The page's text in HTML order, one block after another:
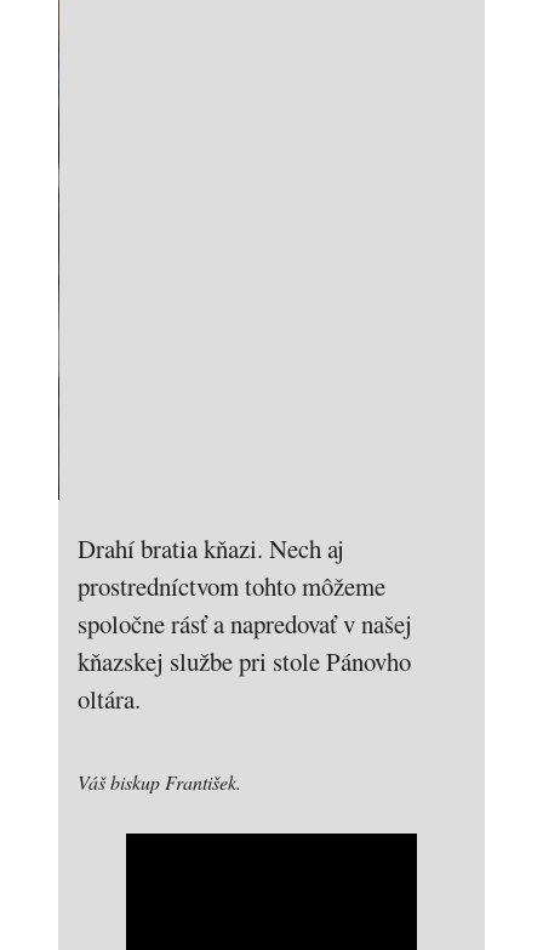
Drahí bratia kňazi. Nech aj
prostredníctvom tohto môžeme
spoločne rásť a napredovať v našej
kňazskej službe pri stole Pánovho
oltára.
Váš biskup František.